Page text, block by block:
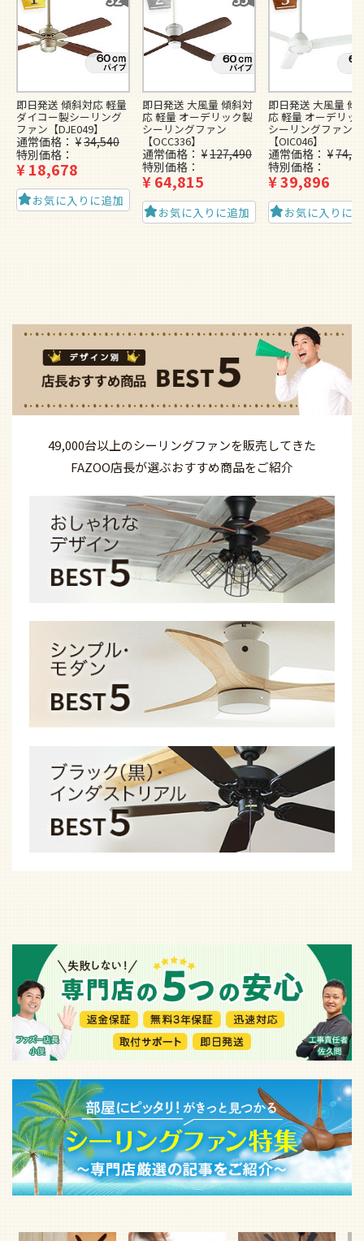
即日発送 傾斜対応 軽量
ダイコー製シーリング
ファン【DJE049】
通常価格 ¥34,540
特別価格
¥18,678
お気に入りに追加
即日発送 大風量 傾斜対
応 軽量 オーデリック製
シーリングファン
【OCC336】
通常価格 ¥127,490
特別価格
¥64,815
お気に入りに追加
即日発送 大風量 傾
応 軽量 オーデリッ
シーリングファン
【OIC046】
通常価格 ¥
特別価格
¥39,896
お気に入りに
49,000台以上のシーリングファンを販売してきた
FAZOO店長が選ぶおすすめ商品をご紹介